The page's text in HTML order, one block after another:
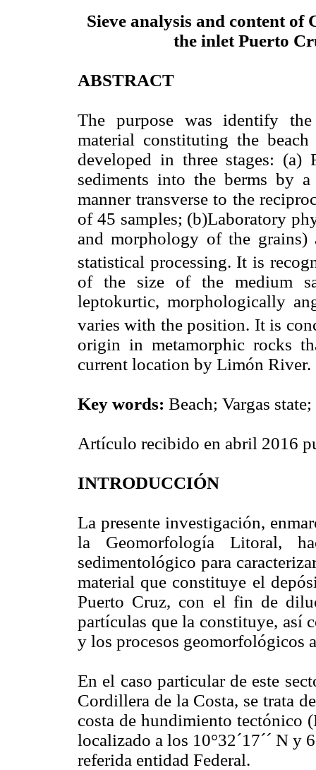
Sieve analysis and content of
the inlet Puerto
ABSTRACT
The purpose was identify
material constituting the
developed in three stages:
sediments into the berms by
manner transverse to the
of 45 samples; (b)Laboratory
and morphology of the grains)
statistical processing. It is
of the size of the medium
leptokurtic, morphologically
varies with the position. It is
origin in metamorphic rocks
current location by Limón River.
Key words: Beach; Vargas
Artículo recibido en abril 2016
INTRODUCCIÓN
La presente investigación,
la Geomorfología Litoral,
sedimentológico para
material que constituye el
Puerto Cruz, con el fin de
partículas que la constituye, así
y los procesos geomorfológicos
En el caso particular de este
Cordillera de la Costa, se trata
costa de hundimiento tectónico
localizado a los 10°32´17´´ N y
referida entidad Federal.